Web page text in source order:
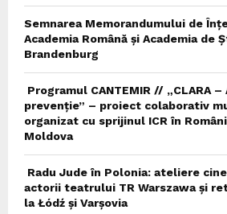
Semnarea Memorandumului de
Academia Română și Academia de
Brandenburg
Programul CANTEMIR // „CLARA
prevenție” – proiect colaborativ
organizat cu sprijinul ICR în
Moldova
Radu Jude în Polonia: ateliere
actorii teatrului TR Warszawa și
la Łódź și Varșovia